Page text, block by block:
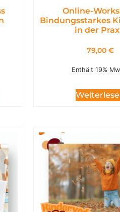
Online-
Bindungsstarkes
in der
79,00 €
Enthält 19%